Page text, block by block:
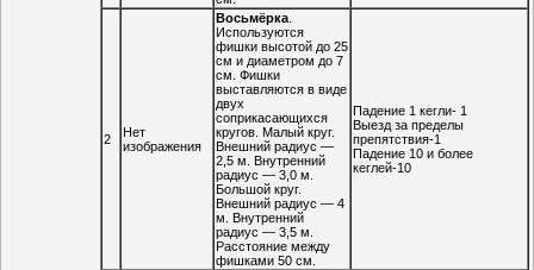
2
Нет
изображения
Восьмёрка
Используются
фишки высотой до 25
см и диаметром до 7
см. Фишки
выставляются в виде
двух
соприкасающихся
кругов. Малый круг.
Внешний радиус —
2,5 м. Внутренний
радиус — 3,0 м.
Большой круг.
Внешний радиус — 4
м. Внутренний
радиус — 3,5 м.
Расстояние между
фишками 50 см.
Падение 1 кегли- 1
Выезд за пределы
препятствия-1
Падение 10 и более
кеглей-10